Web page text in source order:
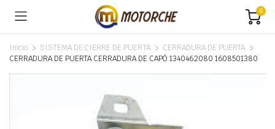
0
Inicio SISTEMA DE CIERRE DE PUERTA
CERRADURA DE PUERTA
CERRADURA DE PUERTA CERRADURA DE CAPÓ 1340462080 1608501380